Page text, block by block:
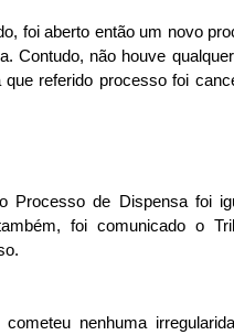
foi aberto então um novo
Contudo, não houve
referido processo foi
foi comunicado o